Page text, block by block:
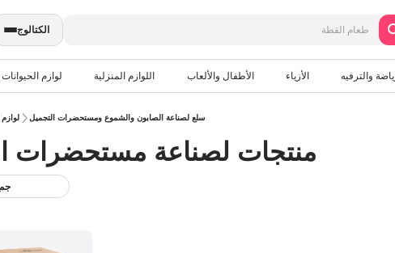
الكتالوج
لوازم الحيوانات اللوازم المنزلية الأطفال والألعاب الأزياء والترفيه
سلع لصناعة الصابون والشموع ومستحضرات التجميل
منتجات لصناعة مستحضرات